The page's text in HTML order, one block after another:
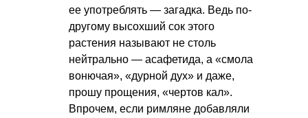
ее употреблять — загадка. Ведь по-
другому высохший сок этого
растения называют не столь
нейтрально — асафетида, а «смола
вонючая», «дурной дух» и даже,
прошу прощения, «чертов кал».
Впрочем, если римляне добавляли